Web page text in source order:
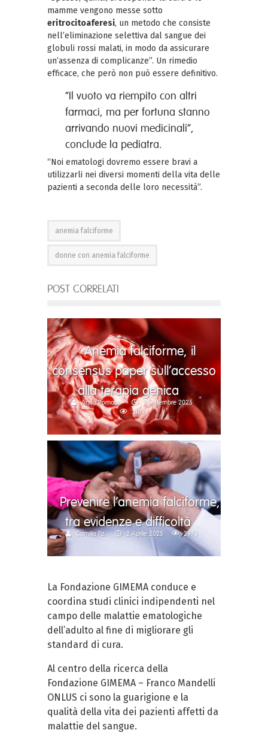
mamme vengono messe sotto
eritrocitoaferesi, un metodo che consiste
nell’eliminazione selettiva dal sangue dei
globuli rossi malati, in modo da assicurare
un’assenza di complicanze”. Un rimedio
efficace, che però non può essere definitivo.
“Il vuoto va riempito con altri
farmaci, ma per fortuna stanno
arrivando nuovi medicinali”,
conclude la pediatra.
“Noi ematologi dovremo essere bravi a
utilizzarli nei diversi momenti della vita delle
pazienti a seconda delle loro necessità”.
anemia falciforme
donne con anemia falciforme
POST CORRELATI
Anemia falciforme, il
consensus paper sull’accesso
alla terapia genica
Anna Romano
2 Settembre 2025
3109
Prevenire l’anemia falciforme,
tra evidenze e difficoltà
Camilla Fiz 2 Aprile 2025 2975
La Fondazione GIMEMA conduce e
coordina studi clinici indipendenti nel
campo delle malattie ematologiche
dell’adulto al fine di migliorare gli
standard di cura.
Al centro della ricerca della
Fondazione GIMEMA – Franco Mandelli
ONLUS ci sono la guarigione e la
qualità della vita dei pazienti affetti da
malattie del sangue.